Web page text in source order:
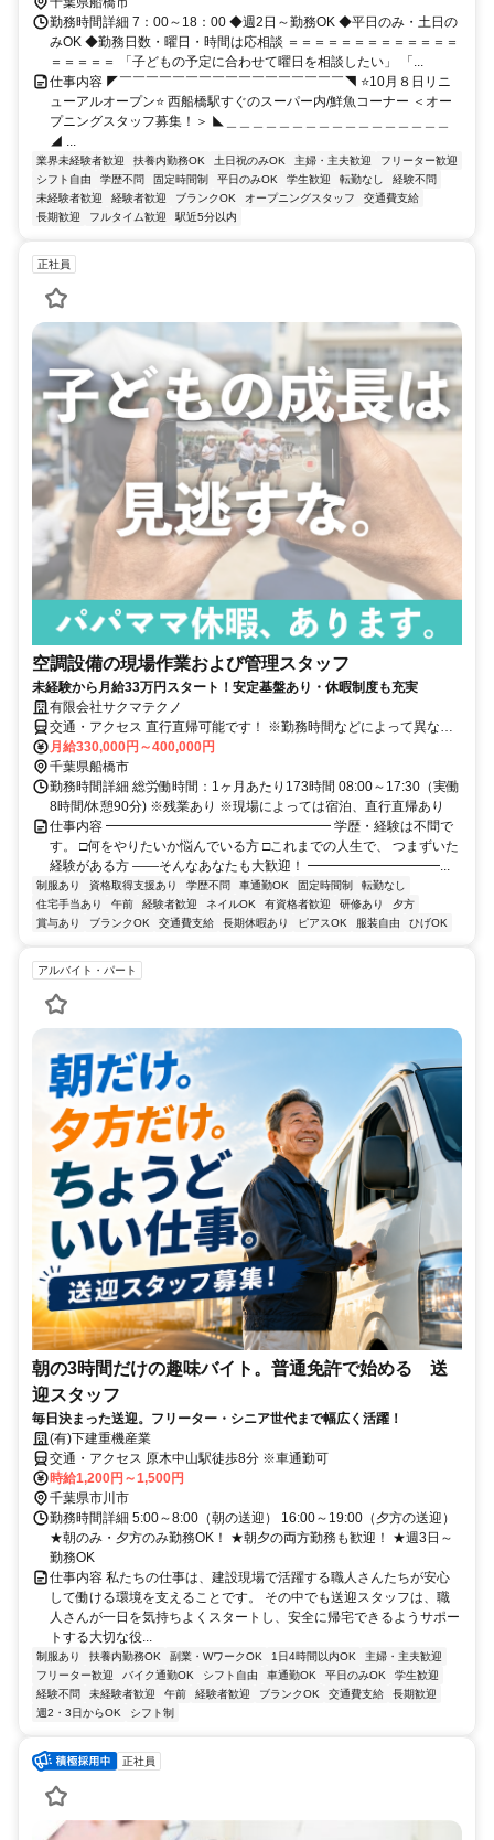
勤務時間詳細 7：00～18：00 ◆週2日～勤務OK ◆平日のみ・土日の
みOK ◆勤務日数・曜日・時間は応相談 ＝＝＝＝＝＝＝＝＝＝＝＝＝
＝＝＝＝＝ 「子どもの予定に合わせて曜日を相談したい」 「...
仕事内容 ◤￣￣￣￣￣￣￣￣￣￣￣￣￣￣￣￣￣◥ ⭐10月８日リニ
ューアルオープン⭐ 西船橋駅すぐのスーパー内/鮮魚コーナー ＜オー
プニングスタッフ募集！＞ ◣＿＿＿＿＿＿＿＿＿＿＿＿＿＿＿＿＿
◢ ...
業界未経験者歓迎 扶養内勤務OK 土日祝のみOK 主婦・主夫歓迎
フリーター歓迎
シフト自由
学歴不問 固定時間制 平日のみOK 学生歓迎 転勤なし
経験不問
未経験者歓迎
経験者歓迎 ブランクOK オープニングスタッフ
交通費支給
長期歓迎
フルタイム歓迎 駅近5分以内
正社員
空調設備の現場作業および管理スタッフ
未経験から月給33万円スタート！安定基盤あり・休暇制度も充実
有限会社サクマテクノ
交通・アクセス 直行直帰可能です！ ※勤務時間などによって異なる
場合もございます。
月給330,000円～400,000円
千葉県船橋市
勤務時間詳細 総労働時間：1ヶ月あたり173時間 08:00～17:30（実働
8時間/休憩90分) ※残業あり ※現場によっては宿泊、直行直帰あり
仕事内容 ━━━━━━━━━━━━━━━━━ 学歴・経験は不問で
す。 □何をやりたいか悩んでいる方 □これまでの人生で、 つまずいた
経験がある方 ――そんなあなたも大歓迎！ ━━━━━━━━━━...
制服あり 資格取得支援あり 学歴不問 車通勤OK 固定時間制
転勤なし
住宅手当あり
午前 経験者歓迎 ネイルOK 有資格者歓迎 研修あり
夕方
賞与あり
ブランクOK 交通費支給 長期休暇あり ピアスOK 服装自由 ひげOK
アルバイト・パート
朝の3時間だけの趣味バイト。普通免許で始める 送
迎スタッフ
毎日決まった送迎。フリーター・シニア世代まで幅広く活躍！
(有)下建重機産業
交通・アクセス 原木中山駅徒歩8分 ※車通勤可
時給1,200円～1,500円
千葉県市川市
勤務時間詳細 5:00～8:00（朝の送迎） 16:00～19:00（夕方の送迎）
★朝のみ・夕方のみ勤務OK！ ★朝夕の両方勤務も歓迎！ ★週3日～
勤務OK
仕事内容 私たちの仕事は、建設現場で活躍する職人さんたちが安心
して働ける環境を支えることです。 その中でも送迎スタッフは、職
人さんが一日を気持ちよくスタートし、安全に帰宅できるようサポー
トする大切な役...
制服あり 扶養内勤務OK 副業・WワークOK 1日4時間以内OK
主婦・主夫歓迎
フリーター歓迎
バイク通勤OK シフト自由 車通勤OK 平日のみOK
学生歓迎
経験不問
未経験者歓迎 午前 経験者歓迎 ブランクOK 交通費支給
長期歓迎
週2・3日からOK
シフト制
正社員